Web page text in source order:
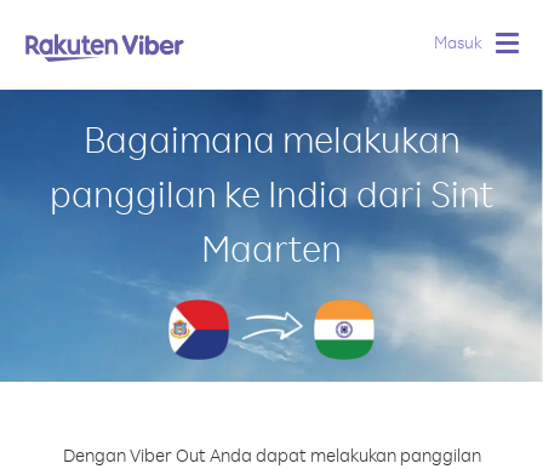
Masuk
Bagaimana melakukan
panggilan ke India dari Sint
Maarten
Dengan Viber Out Anda dapat melakukan panggilan